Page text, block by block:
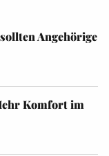
Angehörige
Komfort im